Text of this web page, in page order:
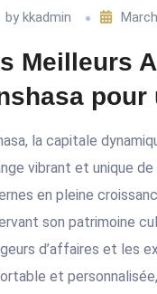
by kkadmin
Meilleurs
pour
la capitale
vibrant et unique
en pleine
son patrimoine
d’affaires et les
et